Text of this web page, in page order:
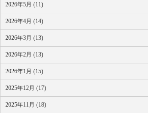
2026年5月 (11)
2026年4月 (14)
2026年3月 (13)
2026年2月 (13)
2026年1月 (15)
2025年12月 (17)
2025年11月 (18)